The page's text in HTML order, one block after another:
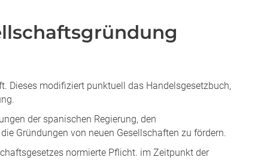
Dieses modifiziert punktuell das Handelsgesetzbuch,
der spanischen Regierung, den
Gründungen von neuen Gesellschaften zu fördern.
normierte Pflicht. im Zeitpunkt der